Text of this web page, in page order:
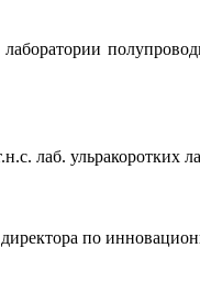
лаб. ульракоротких
по